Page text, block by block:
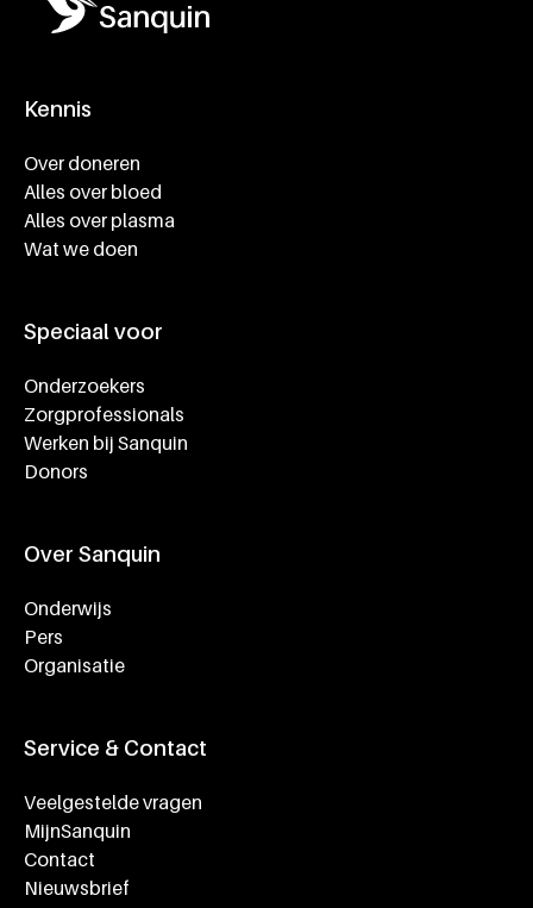
Kennis
Over doneren
Alles over bloed
Alles over plasma
Wat we doen
Speciaal voor
Onderzoekers
Zorgprofessionals
Werken bij Sanquin
Donors
Over Sanquin
Onderwijs
Pers
Organisatie
Service & Contact
Veelgestelde vragen
MijnSanquin
Contact
Nieuwsbrief